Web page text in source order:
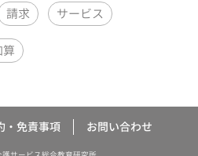
請求 サービス
・免責事項 お問い合わせ